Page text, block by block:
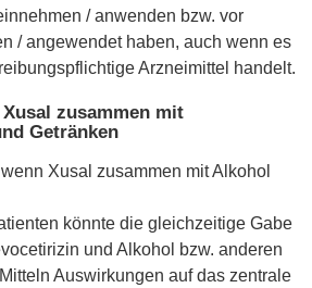
/ anwenden bzw. vor
/ angewendet haben, auch wenn es
Arzneimittel handelt.
zusammen mit
Getränken
Xusal zusammen mit Alkohol
könnte die gleichzeitige Gabe
und Alkohol bzw. anderen
Auswirkungen auf das zentrale